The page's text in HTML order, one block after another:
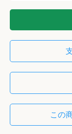
この